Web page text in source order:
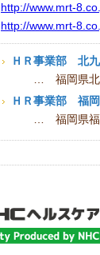
http://www.mrt-
http://www.mrt-
ＨＲ事業部 北
… 福岡県北九
ＨＲ事業部 福
… 福岡県福岡